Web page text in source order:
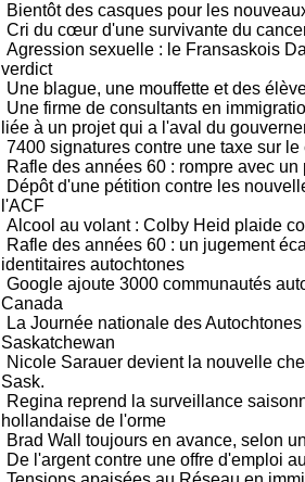
Bientôt des casques pour les
Cri du cœur d'une survivante du
Agression sexuelle : le Fransaskois
verdict
Une blague, une mouffette et des
Une firme de consultants en
liée à un projet qui a l'aval du
7400 signatures contre une taxe sur
Rafle des années 60 : rompre avec
Dépôt d'une pétition contre les
l'ACF
Alcool au volant : Colby Heid plaide
Rafle des années 60 : un jugement
identitaires autochtones
Google ajoute 3000 communautés
Canada
La Journée nationale des
Saskatchewan
Nicole Sarauer devient la nouvelle
Sask.
Regina reprend la surveillance
hollandaise de l'orme
Brad Wall toujours en avance, selon
De l'argent contre une offre d'emploi